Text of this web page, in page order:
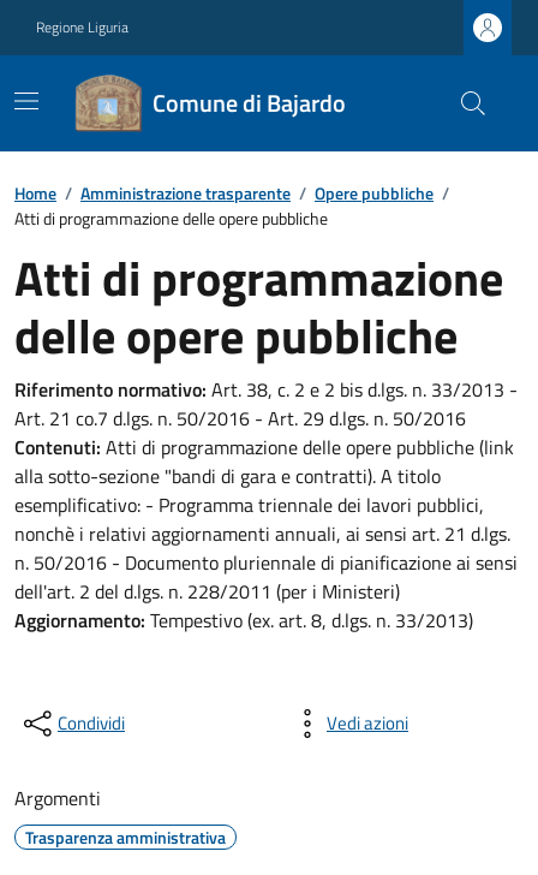
Regione Liguria
Comune di Bajardo
Home / Amministrazione trasparente / Opere pubbliche /
Atti di programmazione delle opere pubbliche
Atti di programmazione
delle opere pubbliche
Riferimento normativo: Art. 38, c. 2 e 2 bis d.lgs. n. 33/2013 -
Art. 21 co.7 d.lgs. n. 50/2016 - Art. 29 d.lgs. n. 50/2016
Contenuti: Atti di programmazione delle opere pubbliche (link
alla sotto-sezione "bandi di gara e contratti). A titolo
esemplificativo: - Programma triennale dei lavori pubblici,
nonchè i relativi aggiornamenti annuali, ai sensi art. 21 d.lgs.
n. 50/2016 - Documento pluriennale di pianificazione ai sensi
dell'art. 2 del d.lgs. n. 228/2011 (per i Ministeri)
Aggiornamento: Tempestivo (ex. art. 8, d.lgs. n. 33/2013)
Condividi Vedi azioni
Argomenti
Trasparenza amministrativa